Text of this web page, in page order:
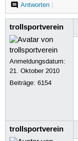
Antworten|
trollsportverein
Anmeldungsdatum:
21. Oktober 2010
Beiträge:6154
trollsportverein